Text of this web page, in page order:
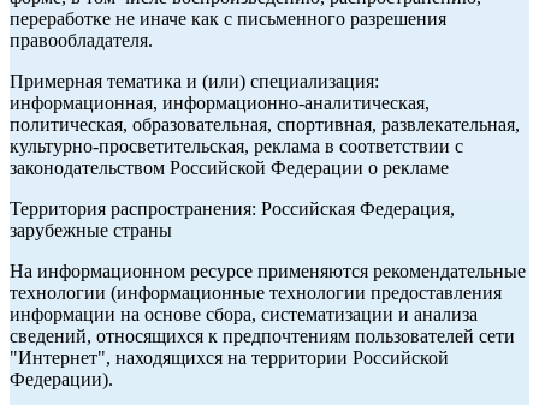
переработке не иначе как с письменного разрешения
правообладателя.
Примерная тематика и (или) специализация:
информационная, информационно-аналитическая,
политическая, образовательная, спортивная, развлекательная,
культурно-просветительская, реклама в соответствии с
законодательством Российской Федерации о рекламе
Территория распространения: Российская Федерация,
зарубежные страны
На информационном ресурсе применяются рекомендательные
технологии (информационные технологии предоставления
информации на основе сбора, систематизации и анализа
сведений, относящихся к предпочтениям пользователей сети
"Интернет", находящихся на территории Российской
Федерации).